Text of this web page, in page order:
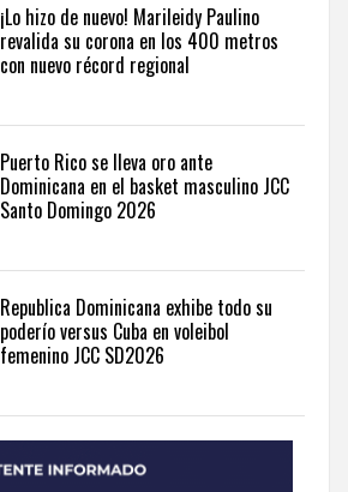
¡Lo hizo de nuevo! Marileidy Paulino
revalida su corona en los 400 metros
con nuevo récord regional
Puerto Rico se lleva oro ante
Dominicana en el basket masculino JCC
Santo Domingo 2026
Republica Dominicana exhibe todo su
poderío versus Cuba en voleibol
femenino JCC SD2026